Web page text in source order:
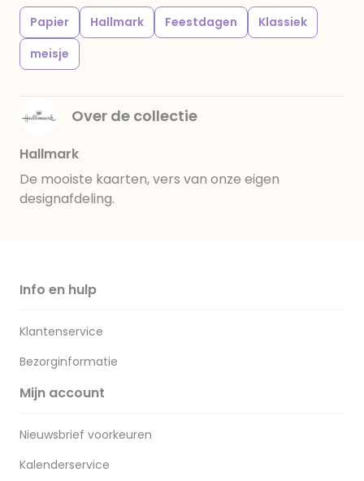
Papier Hallmark Feestdagen
Klassiek
meisje
Over de collectie
Hallmark
De mooiste kaarten, vers van onze eigen
designafdeling.
Info en hulp
Klantenservice
Bezorginformatie
Mijn account
Nieuwsbrief voorkeuren
Kalenderservice